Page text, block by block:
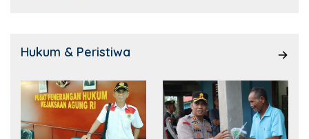
Hukum & Peristiwa